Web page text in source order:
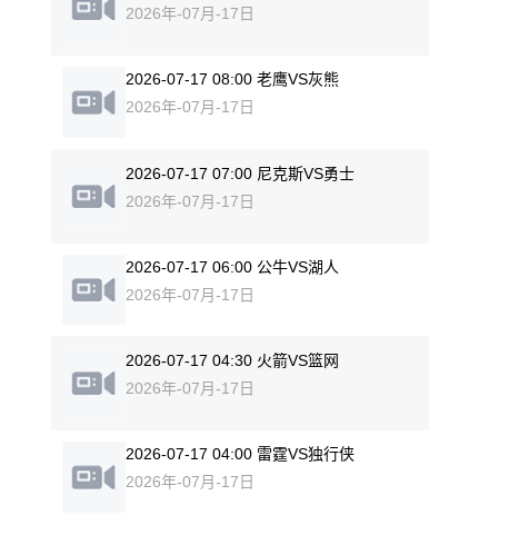
2026年-07月-17日
2026-07-17 08:00 老鹰VS灰熊
2026年-07月-17日
2026-07-17 07:00 尼克斯VS勇士
2026年-07月-17日
2026-07-17 06:00 公牛VS湖人
2026年-07月-17日
2026-07-17 04:30 火箭VS篮网
2026年-07月-17日
2026-07-17 04:00 雷霆VS独行侠
2026年-07月-17日